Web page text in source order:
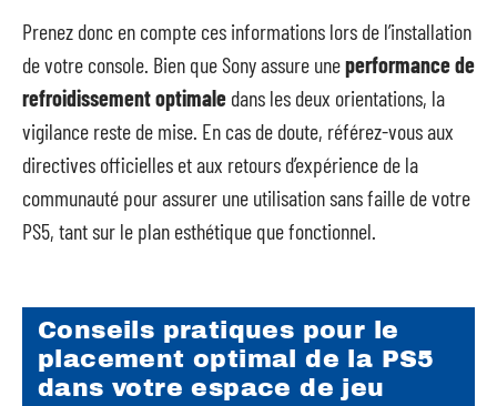
Prenez donc en compte ces informations lors de l’installation
de votre console. Bien que Sony assure uneperformance de
refroidissement optimale dans les deux orientations, la
vigilance reste de mise. En cas de doute, référez-vous aux
directives officielles et aux retours d’expérience de la
communauté pour assurer une utilisation sans faille de votre
PS5, tant sur le plan esthétique que fonctionnel.
Conseils pratiques pour le
placement optimal de la PS5
dans votre espace de jeu